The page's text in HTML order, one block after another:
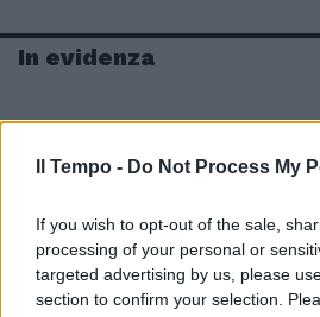
Il Tempo - Do Not Process My
If you wish to opt-out of the sale,
processing of your personal or
targeted advertising by us, please
section to confirm your selection.
In evidenza